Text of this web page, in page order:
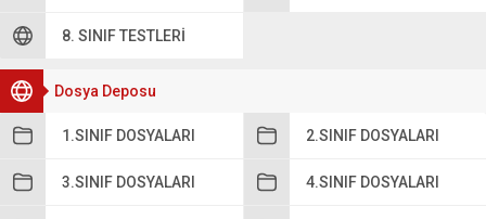
8. SINIF TESTLERI
Dosya Deposu
1.SINIF DOSYALARI 2.SINIF DOSYALARI
3.SINIF DOSYALARI 4.SINIF DOSYALARI